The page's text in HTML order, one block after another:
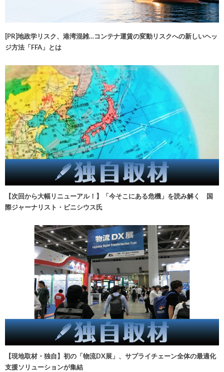
[PR]地政学リスク、港湾混雑…コンテナ運賃の変動リスクへの新しいヘッ
ジ方法「FFA」とは
【次回から大幅リニューアル！】「今そこにある危機」を読み解く 国
際ジャーナリスト・ビニシウス氏
【現地取材・独自】初の「物流DX展」、サプライチェーン全体の最適化
支援ソリューションが集結